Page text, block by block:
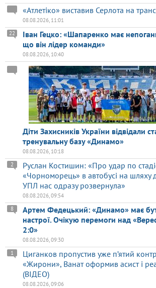
«Атлетіко» виставив Серлота на
08.08.2026, 11:01
Іван Гецко: «Шапаренко має
що він лідер команди»
22
08.08.2026, 10:40
Діти Захисників України відвідали
тренувальну базу «Динамо»
08.08.2026, 10:18
Руслан Костишин: «Про удар по
«Чорноморець» в автобусі на шляху
УПЛ нас одразу розвернула»
2
08.08.2026, 09:54
Артем Федецький: «Динамо» має
настрої. Очікую перемоги над
2:0»
8
08.08.2026, 09:30
Циганков пропустив уже п’ятий
«Жирони», Ванат оформив асист і
(ВІДЕО)
1
08.08.2026, 09:06